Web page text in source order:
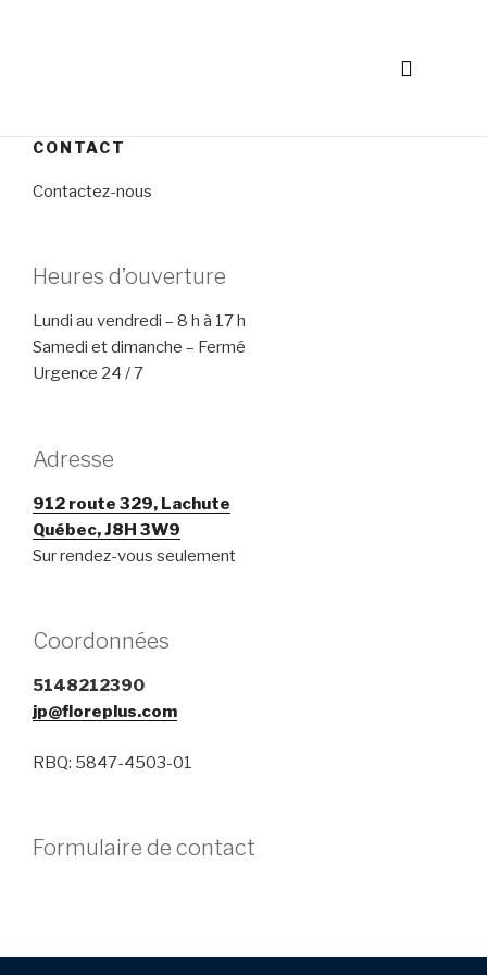
CONTACT
Contactez-nous
Heures d’ouverture
Lundi au vendredi – 8 h à 17 h
Samedi et dimanche – Fermé
​Urgence 24 / 7
Adresse
912 route 329, Lachute
Québec, J8H 3W9
​Sur rendez-vous seulement
Coordonnées
5148212390
jp@floreplus.com
RBQ: 5847-4503-01
Formulaire de contact